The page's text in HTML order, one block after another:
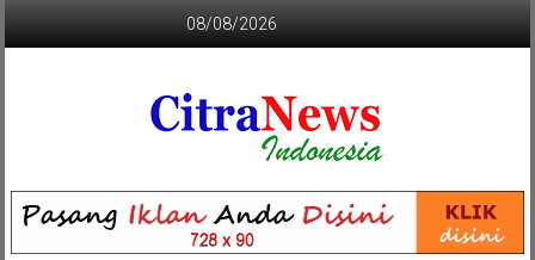
08/08/2026
CITRANEWS
INDONESIA